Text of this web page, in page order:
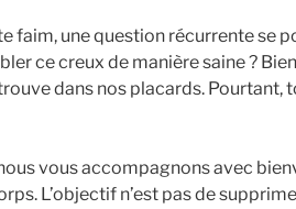
faim, une question récurrente se
ce creux de manière saine ?
dans nos placards. Pourtant,
vous accompagnons avec
L’objectif n’est pas de